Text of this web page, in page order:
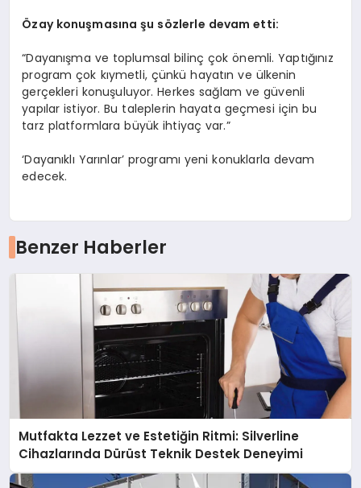
Özay konuşmasına şu sözlerle devam etti:
“Dayanışma ve toplumsal bilinç çok önemli. Yaptığınız
program çok kıymetli, çünkü hayatın ve ülkenin
gerçekleri konuşuluyor. Herkes sağlam ve güvenli
yapılar istiyor. Bu taleplerin hayata geçmesi için bu
tarz platformlara büyük ihtiyaç var.”
‘Dayanıklı Yarınlar’ programı yeni konuklarla devam
edecek.
Benzer Haberler
Mutfakta Lezzet ve Estetiğin Ritmi: Silverline
Cihazlarında Dürüst Teknik Destek Deneyimi